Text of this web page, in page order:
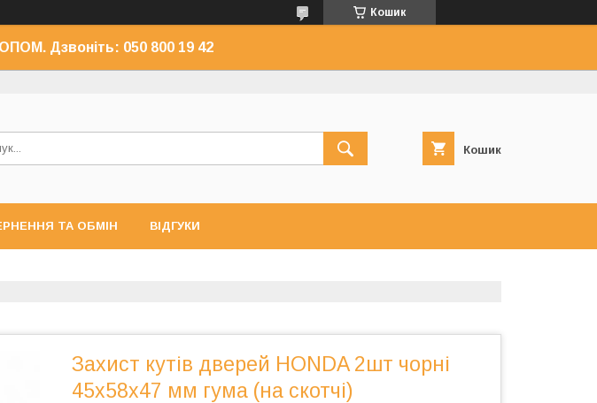
Кошик
Дзвоніть: 050 800 19 42
Кошик
ТА ОБМІН ВІДГУКИ
Захист кутів дверей HONDA 2шт чорні
45х58х47 мм гума (на скотчі)